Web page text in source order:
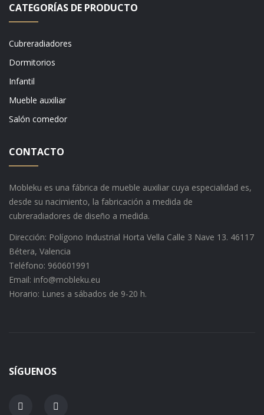
CATEGORÍAS DE PRODUCTO
Cubreradiadores
Dormitorios
Infantil
Mueble auxiliar
Salón comedor
CONTACTO
Mobleku es una fábrica de mueble auxiliar cuya especialidad es,
desde su nacimiento, la fabricación a medida de
cubreradiadores de diseño a medida.
Dirección: Polígono Industrial Horta Vella Calle 3 Nave 13. 46117
Bétera, Valencia
Teléfono: 960601991
Email: info@mobleku.eu
Horario: Lunes a sábados de 9-20 h.
SÍGUENOS